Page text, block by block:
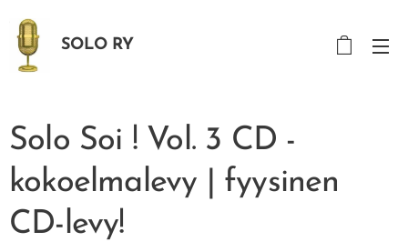
SOLO RY
Solo Soi ! Vol. 3 CD -
kokoelmalevy | fyysinen
CD-levy!